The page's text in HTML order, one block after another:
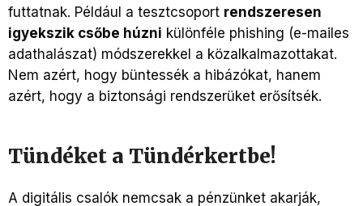
futtatnak. Például a tesztcsoport rendszeresen
igyekszik csőbe húzni különféle phishing (e-mailes
adathalászat) módszerekkel a közalkalmazottakat.
Nem azért, hogy büntessék a hibázókat, hanem
azért, hogy a biztonsági rendszerüket erősítsék.
Tündéket a Tündérkertbe!
A digitális csalók nemcsak a pénzünket akarják,